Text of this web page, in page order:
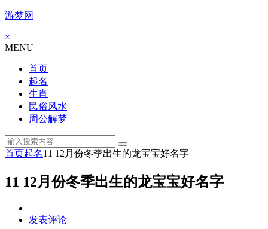
游梦网
×
MENU
首页
起名
生肖
民俗风水
周公解梦
首页起名11 12月份冬季出生的龙宝宝好名字
11 12月份冬季出生的龙宝宝好名字
发表评论